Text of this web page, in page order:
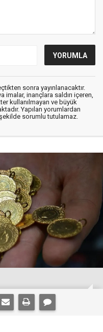
sonra yayınlanacaktır.
imalar, inançlara saldırı içeren,
kullanılmayan ve büyük
Yapılan yorumlardan
sorumlu tutulamaz.